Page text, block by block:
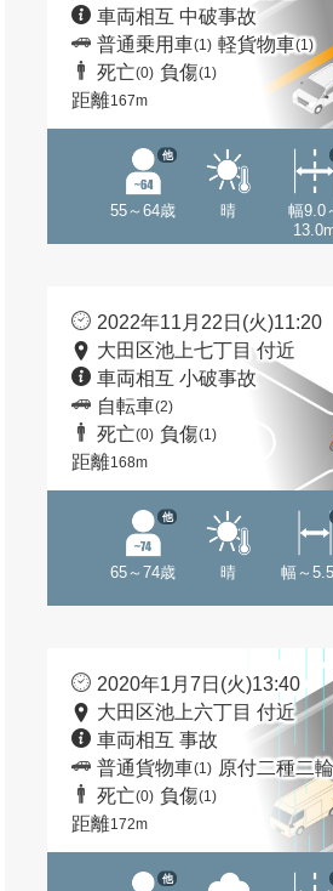
車両相互 中破事故
普通乗用車(1) 軽貨物車(1)
死亡(0) 負傷(1)
距離167m
55～64歳
他
晴
幅9.0
2022年11月22日(火)11:20
大田区池上七丁目 付近
車両相互 小破事故
自転車(2)
死亡(0) 負傷(1)
距離168m
65～74歳
他
晴 幅～
2020年1月7日(火)13:40
大田区池上六丁目 付近
車両相互 事故
普通貨物車(1) 原付二種二
死亡(0) 負傷(1)
距離172m
他